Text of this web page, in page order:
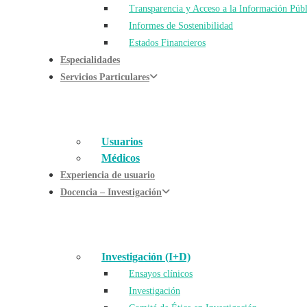
Transparencia y Acceso a la Información
Informes de Sostenibilidad
Estados Financieros
Especialidades
Servicios Particulares
Usuarios
Médicos
Experiencia de usuario
Docencia – Investigación
Investigación (I+D)
Ensayos clínicos
Investigación